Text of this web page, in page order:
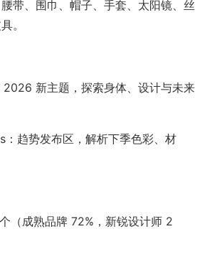
带、围巾、帽子、手套、太阳镜、丝
。
2026 新主题，探索身体、设计与未来
趋势发布区，解析下季色彩、材
（成熟品牌 72%，新锐设计师 2